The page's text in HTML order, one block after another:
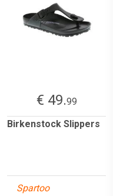
€ 49.99
Birkenstock Slippers
Spartoo